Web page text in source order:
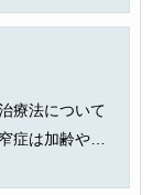
帯骨化症を...
療法について
症は加齢や炎